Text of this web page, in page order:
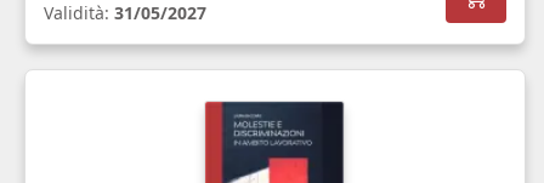
Validità: 31/05/2027